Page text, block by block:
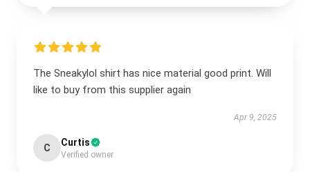
The Sneakylol shirt has nice material good print. Will
like to buy from this supplier again
Apr 9, 2025
C Curtis
Verified owner